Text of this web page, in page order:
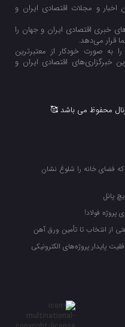
اخبار و مجلات اقتصادی ایران و
خبری اقتصادی ایران و جهان را
قرار می‌‌دهد.
به صورت خودکار از معتبرترین
خبرگزاری‌های اقتصادی ایران و
محفوظ می باشد 🥰
فضای خانه را شلوغ نشان
پانل
فولاد!
از انتخاب تا تأمین ورق آهن
پایدار پروژه‌های الکترونیکی